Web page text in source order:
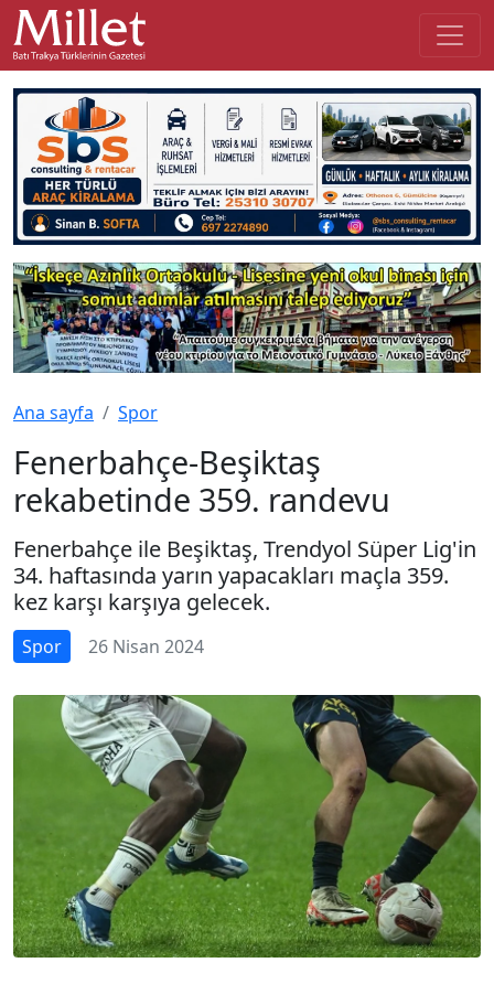
Ana sayfa Spor
Fenerbahçe-Beşiktaş
rekabetinde 359. randevu
Fenerbahçe ile Beşiktaş, Trendyol Süper Lig'in
34. haftasında yarın yapacakları maçla 359.
kez karşı karşıya gelecek.
Spor 26 Nisan 2024